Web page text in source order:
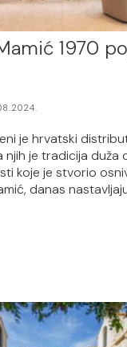
1970
je hrvatski
njih je tradicija duža
koje je stvorio
danas